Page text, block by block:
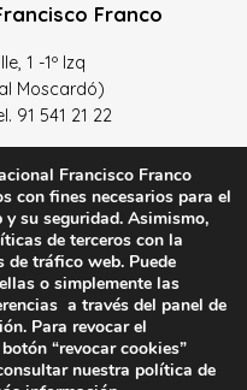
Franco
1 -1º Izq
Moscardó)
91 541 21 22
de datos–Sus datos
–Condiciones Generales
Francisco Franco
con fines necesarios para el
su seguridad. Asimismo,
de terceros con la
tráfico web. Puede
o simplemente las
a través del panel de
Para revocar el
“revocar cookies”
nuestra política de